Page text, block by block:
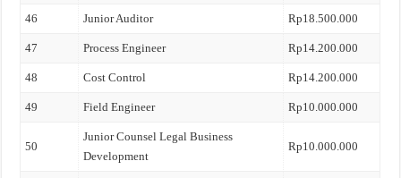
46 Junior Auditor Rp18.500.000
47 Process Engineer Rp14.200.000
48 Cost Control Rp14.200.000
49 Field Engineer Rp10.000.000
50
Junior Counsel Legal Business
Development
Rp10.000.000